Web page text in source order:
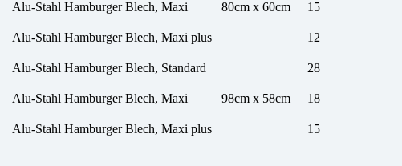
80cm x 60cm
Alu-Stahl Hamburger Blech, Maxi 15
Alu-Stahl Hamburger Blech, Maxi plus 12
Alu-Stahl Hamburger Blech, Standard
98cm x 58cm
28
Alu-Stahl Hamburger Blech, Maxi 18
Alu-Stahl Hamburger Blech, Maxi plus 15